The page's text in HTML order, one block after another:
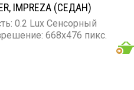
IMPREZA (СЕДАН)
0.2 Lux Сенсорный
668x476 пикс.